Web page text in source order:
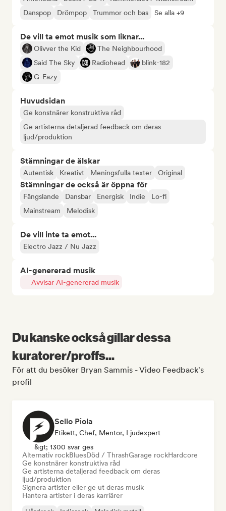
Danspop
Drömpop Trummor och bas Se alla +9
De vill ta emot musik som liknar...
Olivver the Kid
The Neighbourhood
Said The Sky
Radiohead
blink-182
G-Eazy
Huvudsidan
Ge konstnärer konstruktiva råd
Ge artisterna detaljerad feedback om deras
ljud/produktion
Stämningar de älskar
Autentisk Kreativt Meningsfulla texter Original
Stämningar de också är öppna för
Fängslande Dansbar Energisk Indie
Lo-fi
Mainstream
Melodisk
De vill inte ta emot...
Electro Jazz / Nu Jazz
AI-genererad musik
Avvisar AI-genererad musik
Du kanske också gillar dessa
kuratorer/proffs...
För att du besöker Bryan Sammis - Video Feedback's
profil
Sello Piola
Etikett, Chef, Mentor, Ljudexpert
&gt; 1300 svar ges
Alternativ rockBluesDöd / ThrashGarage rockHardcore
Ge konstnärer konstruktiva råd
Ge artisterna detaljerad feedback om deras
ljud/produktion
Signera artister eller ge ut deras musik
Hantera artister i deras karriärer